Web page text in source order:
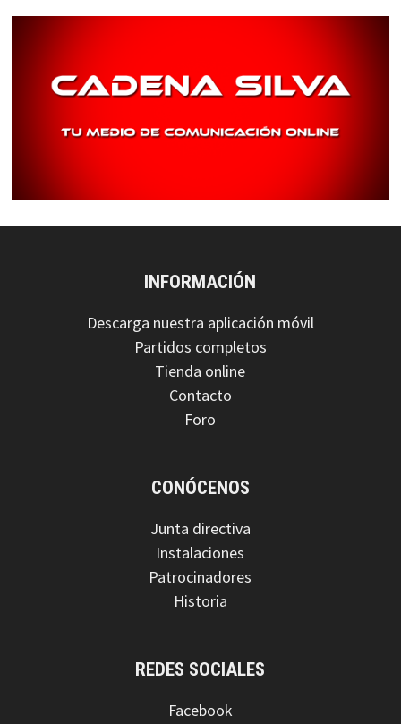
INFORMACIÓN
Descarga nuestra aplicación móvil
Partidos completos
Tienda online
Contacto
Foro
CONÓCENOS
Junta directiva
Instalaciones
Patrocinadores
Historia
REDES SOCIALES
Facebook